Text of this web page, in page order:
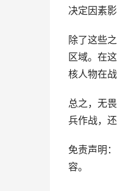
决定因素影
除了这些
区域。在
核人物在
总之，无
兵作战，
免责声明
容。